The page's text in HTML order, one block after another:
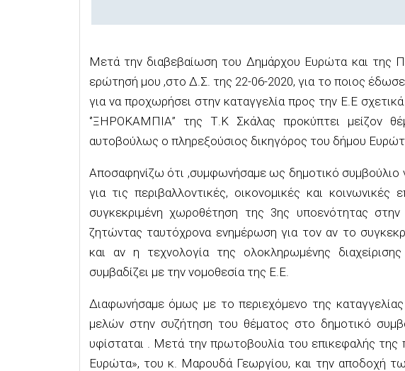
Μετά την διαβεβαίωση του Δημάρχου Ευρώτα και της
ερώτησή μου ,στο Δ.Σ. της 22-06-2020, για το ποιος
για να προχωρήσει στην καταγγελία προς την Ε.Ε
‘’ΞΗΡΟΚΑΜΠΙΑ’’ της Τ.Κ Σκάλας προκύπτει μείζον
αυτοβούλως ο πληρεξούσιος δικηγόρος του δήμου
Αποσαφηνίζω ότι ,συμφωνήσαμε ως δημοτικό συμβούλιο
για τις περιβαλλοντικές, οικονομικές και
συγκεκριμένη χωροθέτηση της 3ης υποενότητας
ζητώντας ταυτόχρονα ενημέρωση για τον αν το
και αν η τεχνολογία της ολοκληρωμένης
συμβαδίζει με την νομοθεσία της Ε.Ε.
Διαφωνήσαμε όμως με το περιεχόμενο της
μελών στην συζήτηση του θέματος στο δημοτικό
υφίσταται . Μετά την πρωτοβουλία του επικεφαλής της
Ευρώτα», του κ. Μαρουδά Γεωργίου, και την αποδοχή